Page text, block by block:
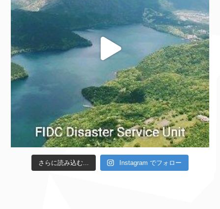
さらに読み込む... Instagram でフォロー